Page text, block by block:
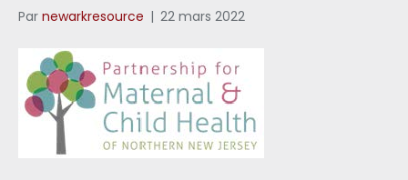
Par newarkresource | 22 mars 2022